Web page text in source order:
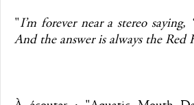
"I’m forever near a stereo saying,
And the answer is always the Red